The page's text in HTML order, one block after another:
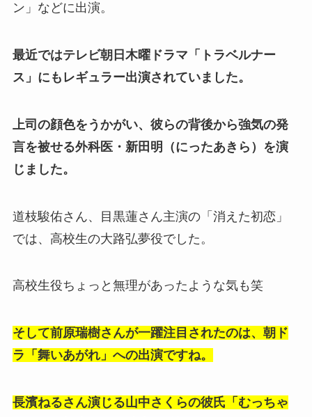
ン」などに出演。
最近ではテレビ朝日木曜ドラマ「トラベルナー
ス」にもレギュラー出演されていました。
上司の顔色をうかがい、彼らの背後から強気の発
言を被せる外科医・新田明（にったあきら）を演
じました。
道枝駿佑さん、目黒蓮さん主演の「消えた初恋」
では、高校生の大路弘夢役でした。
高校生役ちょっと無理があったような気も笑
そして前原瑞樹さんが一躍注目されたのは、朝ド
ラ「舞いあがれ」への出演ですね。
長濱ねるさん演じる山中さくらの彼氏「むっちゃ